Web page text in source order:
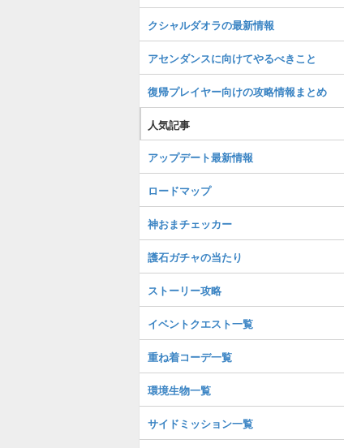
クシャルダオラの最新情報
アセンダンスに向けてやるべきこと
復帰プレイヤー向けの攻略情報まとめ
人気記事
アップデート最新情報
ロードマップ
神おまチェッカー
護石ガチャの当たり
ストーリー攻略
イベントクエスト一覧
重ね着コーデ一覧
環境生物一覧
サイドミッション一覧